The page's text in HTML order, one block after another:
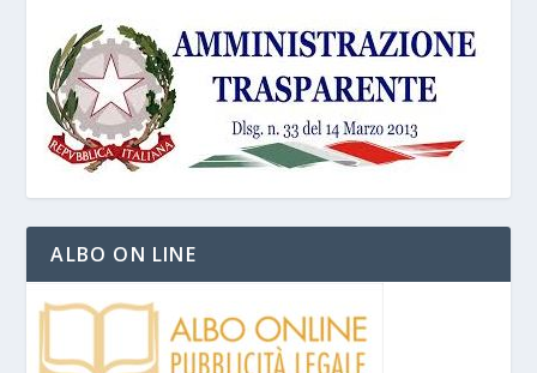
ALBO ON LINE